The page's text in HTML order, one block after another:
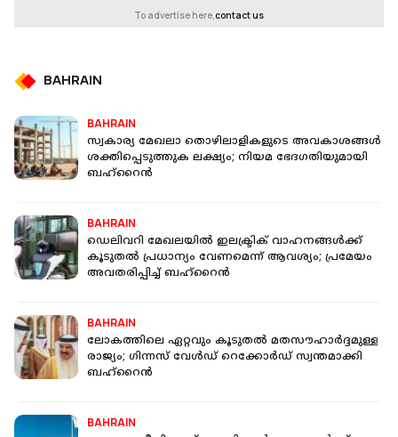
To advertise here,contact us
BAHRAIN
BAHRAIN
സ്വകാര്യ മേഖലാ തൊഴിലാളികളുടെ അവകാശങ്ങൾ
ശക്തിപ്പെടുത്തുക ലക്ഷ്യം; നിയമ ഭേദ​ഗതിയുമായി
ബഹ്റൈൻ
BAHRAIN
ഡെലിവറി മേഖലയില്‍ ഇലക്ട്രിക് വാഹനങ്ങള്‍ക്ക്
കൂടുതൽ പ്രധാന്യം വേണമെന്ന് ആവശ്യം; പ്രമേയം
അവതരിപ്പിച്ച് ബഹ്റൈൻ
BAHRAIN
ലോകത്തിലെ ഏറ്റവും കൂടുതൽ മതസൗഹാർദ്ദമുള്ള
രാജ്യം; ​ഗിന്നസ് വേൾഡ് റെക്കോർഡ് സ്വന്തമാക്കി
ബഹ്റൈൻ
BAHRAIN